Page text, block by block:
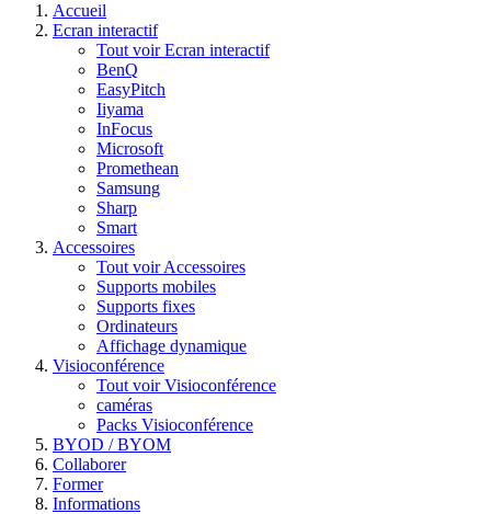
Accueil
Ecran interactif
Tout voir Ecran interactif
BenQ
EasyPitch
Iiyama
InFocus
Microsoft
Promethean
Samsung
Sharp
Smart
Accessoires
Tout voir Accessoires
Supports mobiles
Supports fixes
Ordinateurs
Affichage dynamique
Visioconférence
Tout voir Visioconférence
caméras
Packs Visioconférence
BYOD / BYOM
Collaborer
Former
Informations